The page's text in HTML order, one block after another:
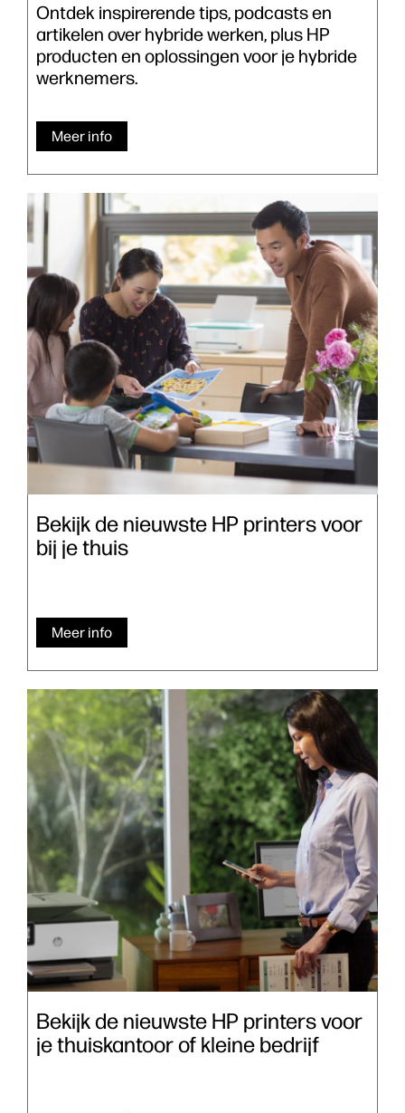
Ontdek inspirerende tips, podcasts en
artikelen over hybride werken, plus HP
producten en oplossingen voor je hybride
werknemers.
Meer info
Bekijk de nieuwste HP printers voor
bij je thuis
Meer info
Bekijk de nieuwste HP printers voor
je thuiskantoor of kleine bedrijf